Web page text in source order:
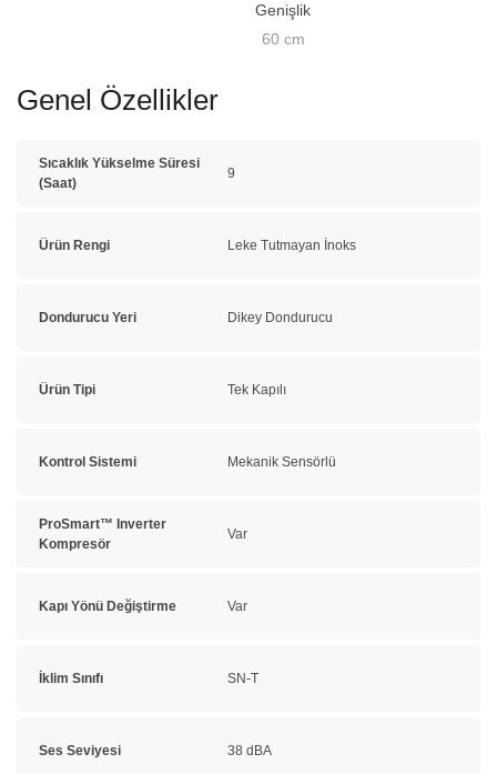
Genişlik
60 cm
Genel Özellikler
Sıcaklık Yükselme Süresi
(Saat)
9
Ürün Rengi Leke Tutmayan İnoks
Dondurucu Yeri Dikey Dondurucu
Ürün Tipi Tek Kapılı
Kontrol Sistemi Mekanik Sensörlü
ProSmart™ Inverter
Kompresör
Var
Kapı Yönü Değiştirme Var
İklim Sınıfı SN-T
Ses Seviyesi 38 dBA